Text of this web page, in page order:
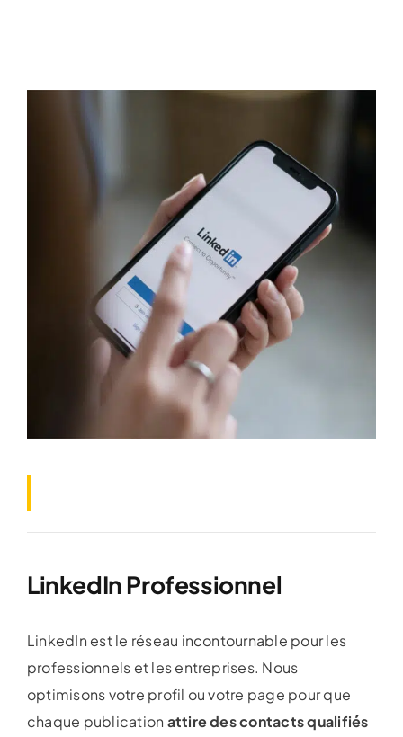
LinkedIn Professionnel
LinkedIn est le réseau incontournable pour les
professionnels et les entreprises. Nous
optimisons votre profil ou votre page pour que
chaque publication attire des contacts qualifiés